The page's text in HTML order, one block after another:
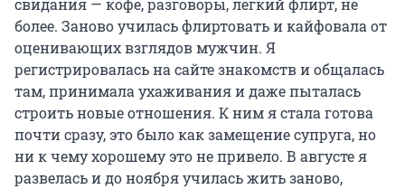
свидания — кофе, разговоры, лёгкий флирт, не
более. Заново училась флиртовать и кайфовала от
оценивающих взглядов мужчин. Я
регистрировалась на сайте знакомств и общалась
там, принимала ухаживания и даже пыталась
строить новые отношения. К ним я стала готова
почти сразу, это было как замещение супруга, но
ни к чему хорошему это не привело. В августе я
развелась и до ноября училась жить заново,